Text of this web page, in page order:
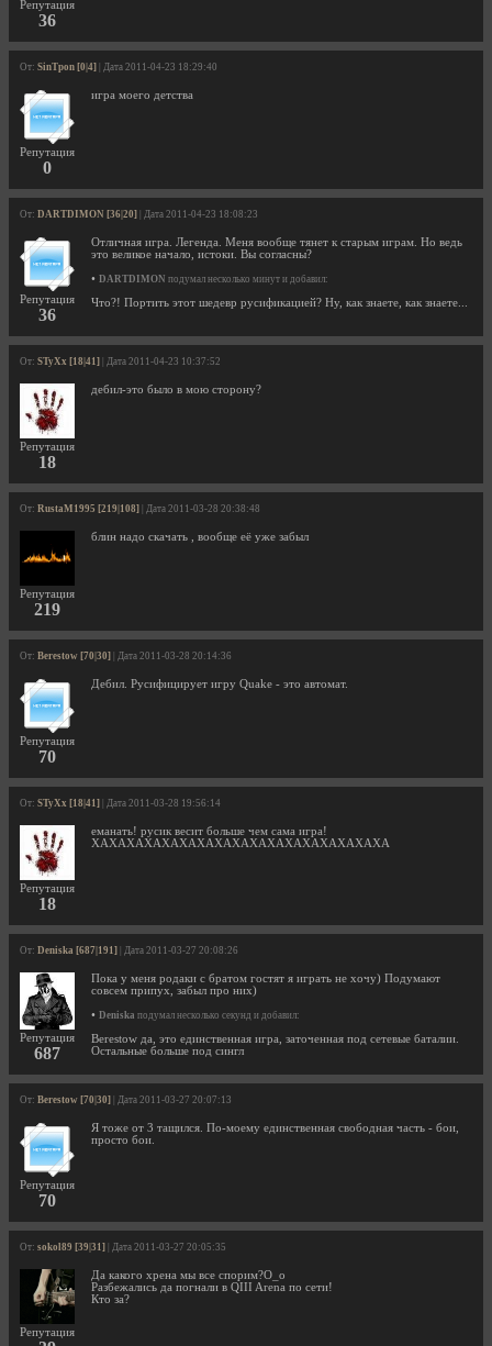
Репутация
36
От: SinTpon [0|4] | Дата 2011-04-23 18:29:40
Репутация
0
игра моего детства
От: DARTDIMON [36|20] | Дата 2011-04-23 18:08:23
Репутация
36
Отличная игра. Легенда. Меня вообще тянет к старым играм. Но ведь
это великое начало, истоки. Вы согласны?
• DARTDIMON подумал несколько минут и добавил:
Что?! Портить этот шедевр русификацией? Ну, как знаете, как знаете...
От: STyXx [18|41] | Дата 2011-04-23 10:37:52
Репутация
18
дебил-это было в мою сторону?
От: RustaM1995 [219|108] | Дата 2011-03-28 20:38:48
Репутация
219
блин надо скачать , вообще её уже забыл
От: Berestow [70|30] | Дата 2011-03-28 20:14:36
Репутация
70
Дебил. Русифицирует игру Quake - это автомат.
От: STyXx [18|41] | Дата 2011-03-28 19:56:14
Репутация
18
еманать! русик весит больше чем сама игра!
ХАХАХАХАХАХАХАХАХАХАХАХАХАХАХАХАХА
От: Deniska [687|191] | Дата 2011-03-27 20:08:26
Репутация
687
Пока у меня родаки с братом гостят я играть не хочу) Подумают
совсем припух, забыл про них)
• Deniska подумал несколько секунд и добавил:
Berestow да, это единственная игра, заточенная под сетевые баталии.
Остальные больше под сингл
От: Berestow [70|30] | Дата 2011-03-27 20:07:13
Репутация
70
Я тоже от 3 тащился. По-моему единственная свободная часть - бои,
просто бои.
От: sokol89 [39|31] | Дата 2011-03-27 20:05:35
Репутация
Да какого хрена мы все спорим?О_о
Разбежались да погнали в QIII Arena по сети!
Кто за?